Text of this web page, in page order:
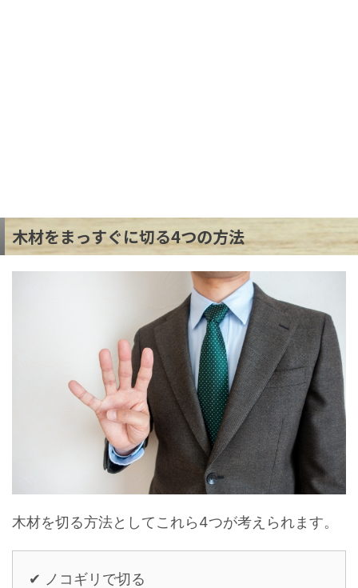
木材をまっすぐに切る4つの方法
木材を切る方法としてこれら4つが考えられます。
✔ ノコギリで切る